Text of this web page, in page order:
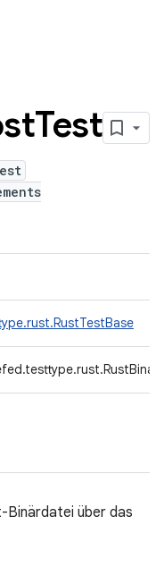
Test
Binärdatei über das